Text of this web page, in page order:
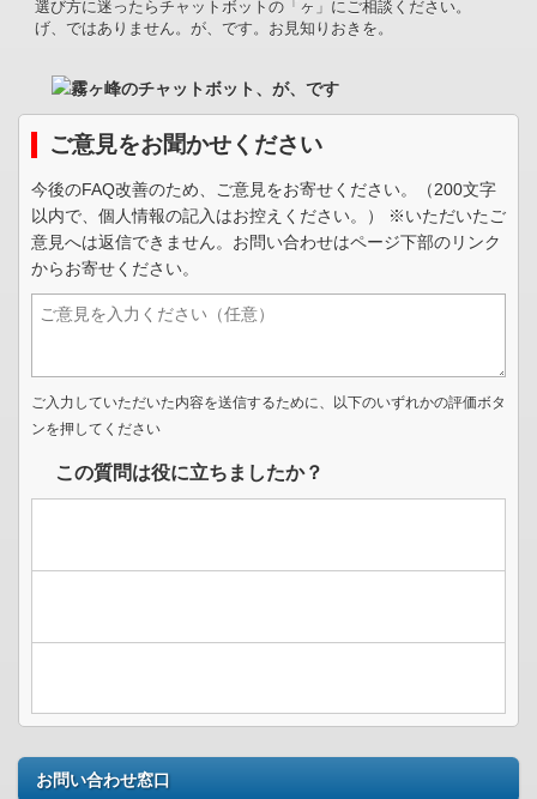
選び方に迷ったらチャットボットの「ヶ」にご相談ください。
げ、ではありません。が、です。お見知りおきを。
ご意見をお聞かせください
今後のFAQ改善のため、ご意見をお寄せください。（200文字
以内で、個人情報の記入はお控えください。） ※いただいたご
意見へは返信できません。お問い合わせはページ下部のリンク
からお寄せください。
ご入力していただいた内容を送信するために、以下のいずれかの評価ボタ
ンを押してください
この質問は役に立ちましたか？
お問い合わせ窓口